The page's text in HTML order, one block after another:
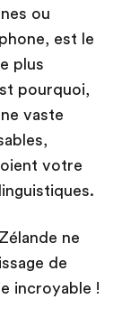
ou
est le
plus
pourquoi,
vaste
votre
ne
de
incroyable !